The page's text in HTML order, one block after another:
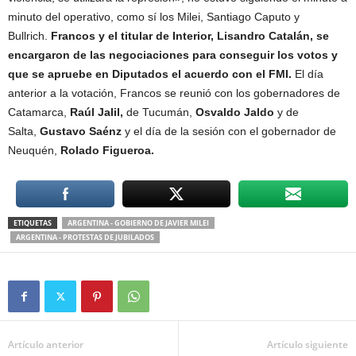
minuto del operativo, como sí los Milei, Santiago Caputo y
Bullrich. Francos y el titular de Interior, Lisandro Catalán, se
encargaron de las negociaciones para conseguir los votos y
que se apruebe en Diputados el acuerdo con el FMI. El día
anterior a la votación, Francos se reunió con los gobernadores de
Catamarca, Raúl Jalil, de Tucumán, Osvaldo Jaldo y de
Salta, Gustavo Saénz y el día de la sesión con el gobernador de
Neuquén, Rolado Figueroa.
ETIQUETAS
ARGENTINA - GOBIERNO DE JAVIER MILEI
ARGENTINA - PROTESTAS DE JUBILADOS
Artículo anterior Artículo siguiente